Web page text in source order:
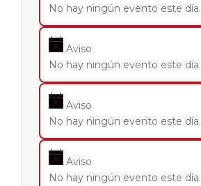
No hay ningún evento este día.
Aviso
No hay ningún evento este día.
Aviso
No hay ningún evento este día.
Aviso
No hay ningún evento este día.